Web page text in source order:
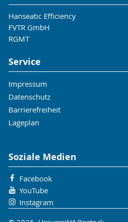
H; Mohr, H., Prehn, S:
for ammonia-fuelled
propulsion system for
Theile, M.; Hoppe, A.;
concept for maritime
smaller than 400 kW“ In:
Engine Conference May
T.; Gierenz, N.; Prehn, S.;
Engelmeier, L.; Mohr,
an Ammonia-fueled
Propulsion System for
Vessels” In: 13
Conference May 15-16
Hanseatic Efficiency
FVTR GmbH
RGMT
Service
Impressum
Datenschutz
Barrierefreiheit
Lageplan
Soziale Medien
Facebook
YouTube
Instagram